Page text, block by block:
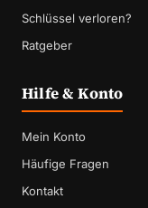
Schlüssel verloren?
Ratgeber
Hilfe & Konto
Mein Konto
Häufige Fragen
Kontakt